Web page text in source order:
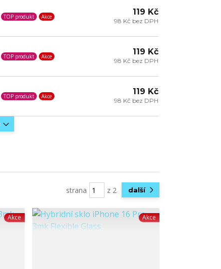
TOP produkt Akce 119 Kč
98 Kč bez DPH
TOP produkt Akce 119 Kč
98 Kč bez DPH
TOP produkt Akce 119 Kč
98 Kč bez DPH
strana z 2 další
Akce Akce